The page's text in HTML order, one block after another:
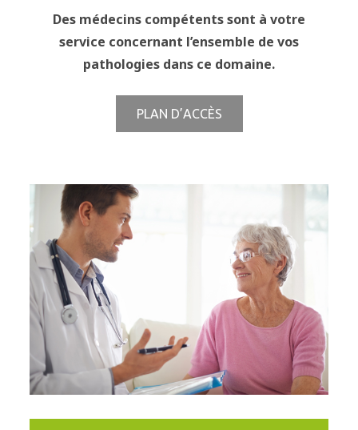
Des médecins compétents sont à votre
service concernant l’ensemble de vos
pathologies dans ce domaine.
PLAN D’ACCÈS